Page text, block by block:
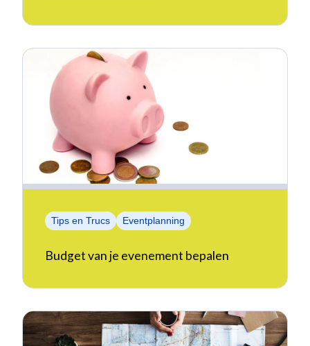
Tips en Trucs Eventplanning
Budget van je evenement bepalen